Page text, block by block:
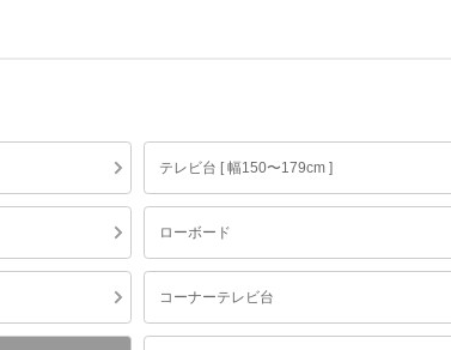
テレビ台 [ 幅150〜179cm ]
ローボード
コーナーテレビ台